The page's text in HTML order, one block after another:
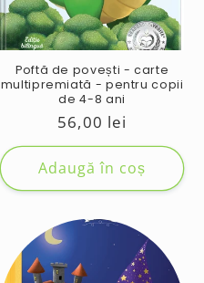
Poftă de povești - carte
multipremiată - pentru copii
de 4-8 ani
Preț
obișnuit
56,00 lei
Adaugă în coș